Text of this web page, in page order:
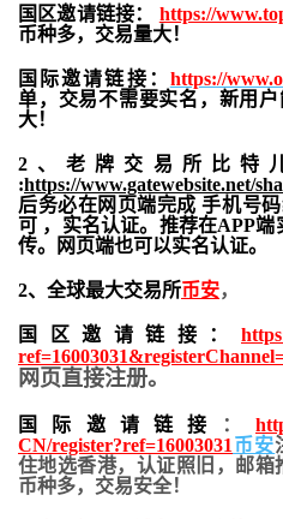
国区邀请链接： https://
币种多，交易量大！
国际邀请链接： https://
单，交易不需要实名，新用户
大！
2、老牌交易所比特
:https://www.gatewebsite.net/
后务必在网页端完成 手机号
可 ，实名认证。推荐在APP
传。网页端也可以实名认证。
2、全球最大交易所币安，
国区邀请链接：
网页直接注册。
国际邀请链接 ：
CN/register?ref=16003031 币安
住地选香港，认证照旧， 邮箱
币种多，交易安全！